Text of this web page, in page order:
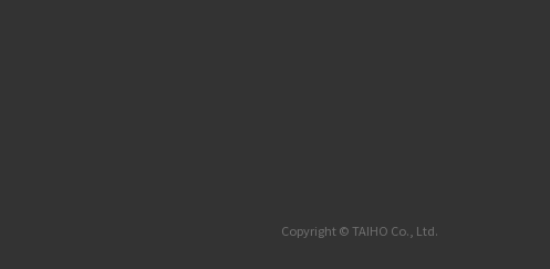
Copyright © TAIHO Co., Ltd.